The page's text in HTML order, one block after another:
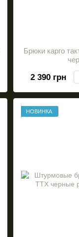
Брюки карго
2 390 грн
НОВИНКА